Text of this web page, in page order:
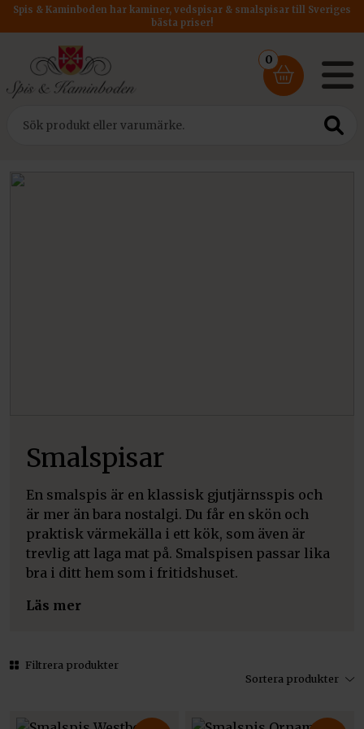
Spis & Kaminboden har kaminer, vedspisar & smalspisar till Sveriges
bästa priser!
0
Smalspisar
En smalspis är en klassisk gjutjärnsspis och
är mer än bara nostalgi. Du får en skön och
praktisk värmekälla i ett kök, som även är
trevlig att laga mat på. Smalspisen passar lika
bra i ditt hem som i fritidshuset.
Läs mer
Filtrera produkter
Sortera produkter